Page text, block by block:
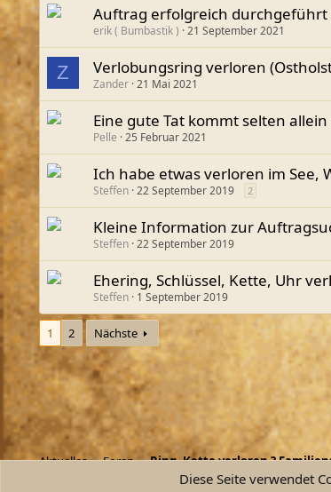
Auftrag erfolgreich durchgeführt
erik ( Bumbastik ) 21 September 2021
Z Verlobungsring verloren
Zander 21 Mai 2021
Eine gute Tat kommt selten allein
Pelle 25 Februar 2021
Ich habe etwas verloren im See,
Steffen 22 September 2019 2
Kleine Information zur
Steffen 22 September 2019
Ehering, Schlüssel, Kette, Uhr
Steffen 1 September 2019
1 2 Nächste
Aktuelles Foren
Diese Seite verwendet